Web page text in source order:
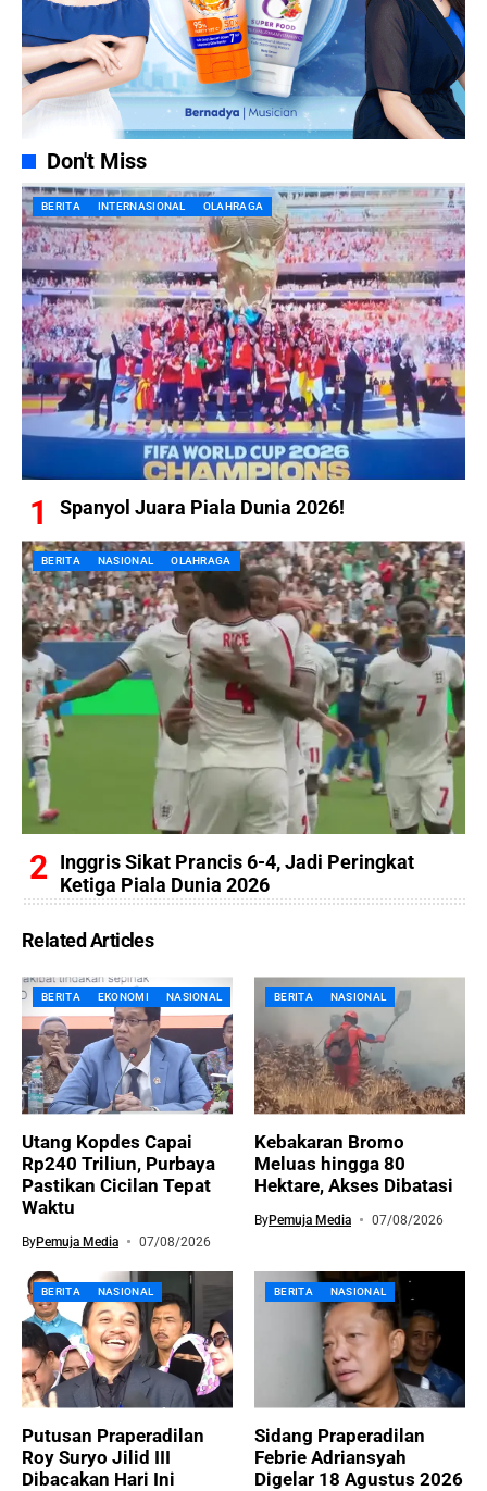
Don't Miss
BERITA INTERNASIONAL OLAHRAGA
Spanyol Juara Piala Dunia 2026!
BERITA NASIONAL OLAHRAGA
Inggris Sikat Prancis 6-4, Jadi Peringkat
Ketiga Piala Dunia 2026
Related Articles
BERITA EKONOMI NASIONAL
Utang Kopdes Capai
Rp240 Triliun, Purbaya
Pastikan Cicilan Tepat
Waktu
ByPemuja Media 07/08/2026
BERITA NASIONAL
Kebakaran Bromo
Meluas hingga 80
Hektare, Akses Dibatasi
ByPemuja Media 07/08/2026
BERITA NASIONAL
Putusan Praperadilan
Roy Suryo Jilid III
Dibacakan Hari Ini
BERITA NASIONAL
Sidang Praperadilan
Febrie Adriansyah
Digelar 18 Agustus 2026